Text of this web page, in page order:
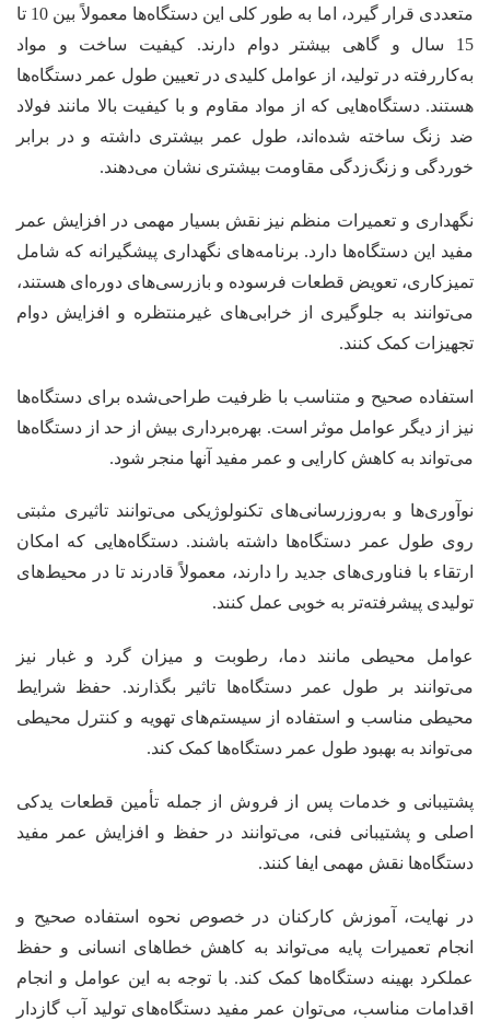
متعددی قرار گیرد، اما به طور کلی این دستگاه‌ها معمولاً بین 10 تا
15 سال و گاهی بیشتر دوام دارند. کیفیت ساخت و مواد
به‌کاررفته در تولید، از عوامل کلیدی در تعیین طول عمر دستگاه‌ها
هستند. دستگاه‌هایی که از مواد مقاوم و با کیفیت بالا مانند فولاد
ضد زنگ ساخته شده‌اند، طول عمر بیشتری داشته و در برابر
خوردگی و زنگ‌زدگی مقاومت بیشتری نشان می‌دهند.
نگهداری و تعمیرات منظم نیز نقش بسیار مهمی در افزایش عمر
مفید این دستگاه‌ها دارد. برنامه‌های نگهداری پیشگیرانه که شامل
تمیزکاری، تعویض قطعات فرسوده و بازرسی‌های دوره‌ای هستند،
می‌توانند به جلوگیری از خرابی‌های غیرمنتظره و افزایش دوام
تجهیزات کمک کنند.
استفاده صحیح و متناسب با ظرفیت طراحی‌شده برای دستگاه‌ها
نیز از دیگر عوامل موثر است. بهره‌برداری بیش از حد از دستگاه‌ها
می‌تواند به کاهش کارایی و عمر مفید آنها منجر شود.
نوآوری‌ها و به‌روزرسانی‌های تکنولوژیکی می‌توانند تاثیری مثبتی
روی طول عمر دستگاه‌ها داشته باشند. دستگاه‌هایی که امکان
ارتقاء با فناوری‌های جدید را دارند، معمولاً قادرند تا در محیط‌های
تولیدی پیشرفته‌تر به خوبی عمل کنند.
عوامل محیطی مانند دما، رطوبت و میزان گرد و غبار نیز
می‌توانند بر طول عمر دستگاه‌ها تاثیر بگذارند. حفظ شرایط
محیطی مناسب و استفاده از سیستم‌های تهویه و کنترل محیطی
می‌تواند به بهبود طول عمر دستگاه‌ها کمک کند.
پشتیبانی و خدمات پس از فروش از جمله تأمین قطعات یدکی
اصلی و پشتیبانی فنی، می‌توانند در حفظ و افزایش عمر مفید
دستگاه‌ها نقش مهمی ایفا کنند.
در نهایت، آموزش کارکنان در خصوص نحوه استفاده صحیح و
انجام تعمیرات پایه می‌تواند به کاهش خطاهای انسانی و حفظ
عملکرد بهینه دستگاه‌ها کمک کند. با توجه به این عوامل و انجام
اقدامات مناسب، می‌توان عمر مفید دستگاه‌های تولید آب گازدار